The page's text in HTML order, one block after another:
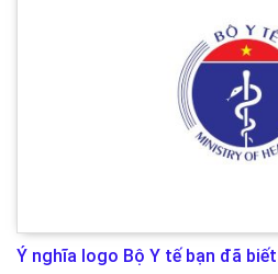
Ý nghĩa logo Bộ Y tế bạn đã